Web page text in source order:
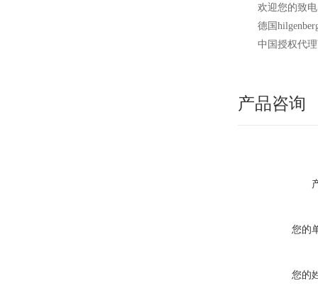
欢迎您的
德国
中国授权代
产品咨询
您的
您的